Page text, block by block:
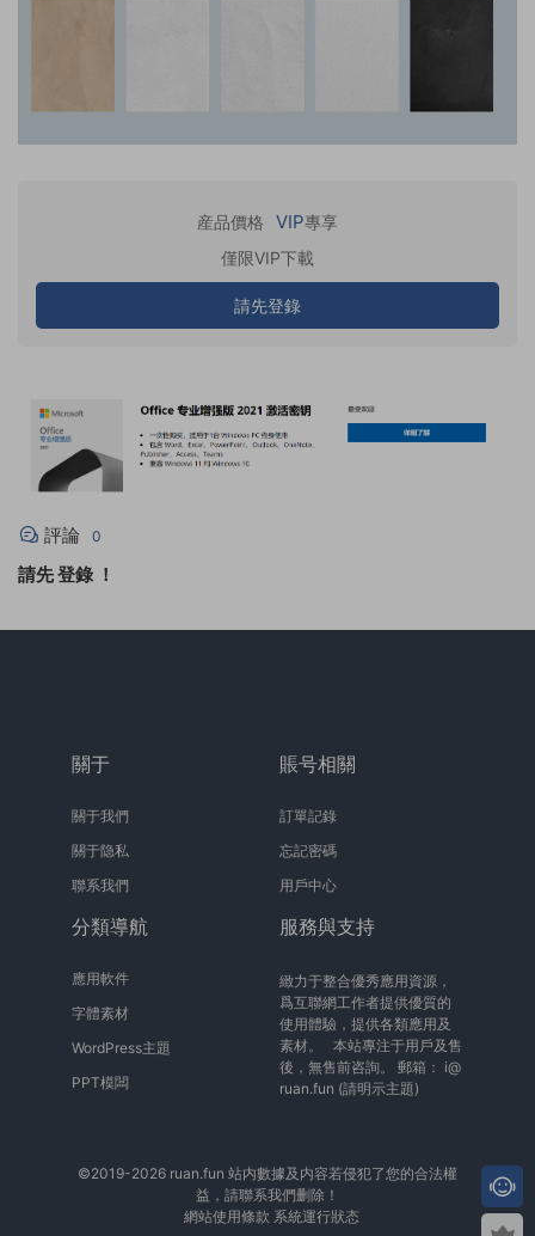
産品價格 VIP專享
僅限VIP下載
請先登錄
評論 0
請先登錄 ！
關于
關于我們
關于隐私
聯系我們
賬号相關
訂單記錄
忘記密碼
用戶中心
分類導航
應用軟件
字體素材
WordPress主題
PPT模闆
服務與支持
緻力于整合優秀應用資源，
爲互聯網工作者提供優質的
使用體驗，提供各類應用及
素材。 本站專注于用戶及售
後，無售前咨詢。 郵箱： i@
ruan.fun (請明示主題)
©2019-2026 ruan.fun 站内數據及内容若侵犯了您的合法權
益，請聯系我們删除！
網站使用條款 系統運行狀态